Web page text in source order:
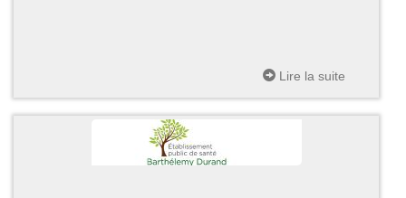
Lire la suite